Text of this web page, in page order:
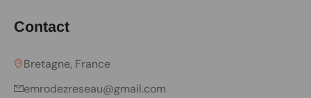
Contact
Bretagne, France
emrodezreseau@gmail.com